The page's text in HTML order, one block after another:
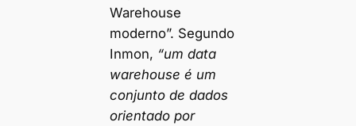
Warehouse
moderno”. Segundo
Inmon, “um data
warehouse é um
conjunto de dados
orientado por